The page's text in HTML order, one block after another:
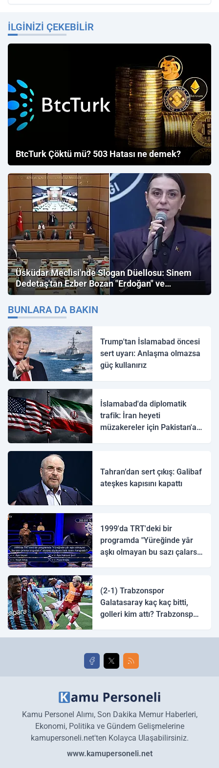
İLGINIZI ÇEKEBILIR
BtcTurk Çöktü mü? 503 Hatası ne demek?
Üsküdar Meclisi'nde Slogan Düellosu: Sinem
Dedetaş'tan Ezber Bozan "Erdoğan" ve
"İmamoğlu" Çıkışı!
BUNLARA DA BAKIN
Trump'tan İslamabad öncesi
sert uyarı: Anlaşma olmazsa
güç kullanırız
İslamabad'da diplomatik
trafik: İran heyeti
müzakereler için Pakistan'a
Tahran’dan sert çıkış: Galibaf
ateşkes kapısını kapattı
1999'da TRT'deki bir
programda "Yüreğinde yâr
aşkı olmayan bu sazı çalarsa
(2-1) Trabzonspor
Galatasaray kaç kaç bitti,
golleri kim attı? Trabzonspor
golleri!
Kamu Personel Alımı, Son Dakika Memur Haberleri,
Ekonomi, Politika ve Gündem Gelişmelerine
kamupersoneli.net'ten Kolayca Ulaşabilirsiniz.
www.kamupersoneli.net